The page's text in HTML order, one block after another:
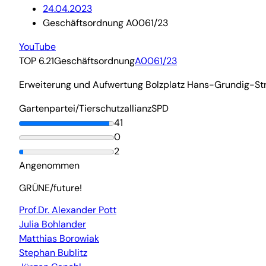
24.04.2023
Geschäftsordnung A0061/23
YouTube
TOP 6.21GeschäftsordnungA0061/23
Erweiterung und Aufwertung Bolzplatz Hans-Grundig-
Gartenpartei/TierschutzallianzSPD
41
0
2
Angenommen
GRÜNE/future!
Prof.Dr. Alexander Pott
Julia Bohlander
Matthias Borowiak
Stephan Bublitz